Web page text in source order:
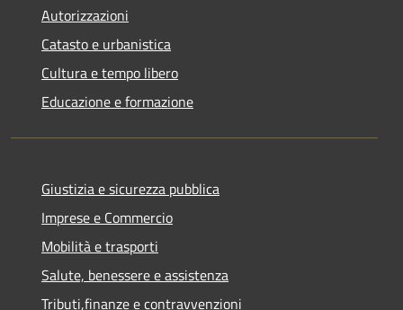
Autorizzazioni
Catasto e urbanistica
Cultura e tempo libero
Educazione e formazione
Giustizia e sicurezza pubblica
Imprese e Commercio
Mobilità e trasporti
Salute, benessere e assistenza
Tributi,finanze e contravvenzioni